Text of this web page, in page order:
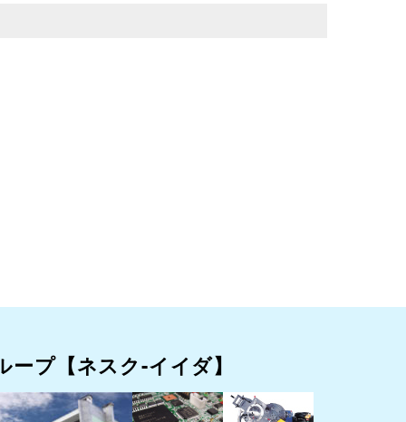
ープ【ネスク-イイダ】